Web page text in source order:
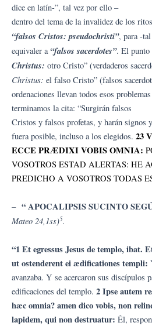
dice en latín-”, tal vez por ello –
dentro del tema de la invalidez de los
“falsos Cristos: pseudochristi”, para -
equivaler a“falsos sacerdotes”. El punto
Christus: otro Cristo” (verdaderos
Christus: el falso Cristo” (falsos
ordenaciones llevan todos esos
terminamos la cita: “Surgirán falsos
Cristos y falsos profetas, y harán signos
fuera posible, incluso a los elegidos. 23
ECCE PRÆDIXI VOBIS OMNIA:
VOSOTROS ESTAD ALERTAS: HE
PREDICHO A VOSOTROS TODAS
– “ APOCALIPSIS SUCINTO
Mateo 24,1ss)5.
“1 Et egressus Jesus de templo, ibat.
ut ostenderent ei ædificationes templi:
avanzaba. Y se acercaron sus discípulos
edificaciones del templo. 2 Ipse autem
hæc omnia? amen dico vobis, non
lapidem, qui non destruatur: Él,